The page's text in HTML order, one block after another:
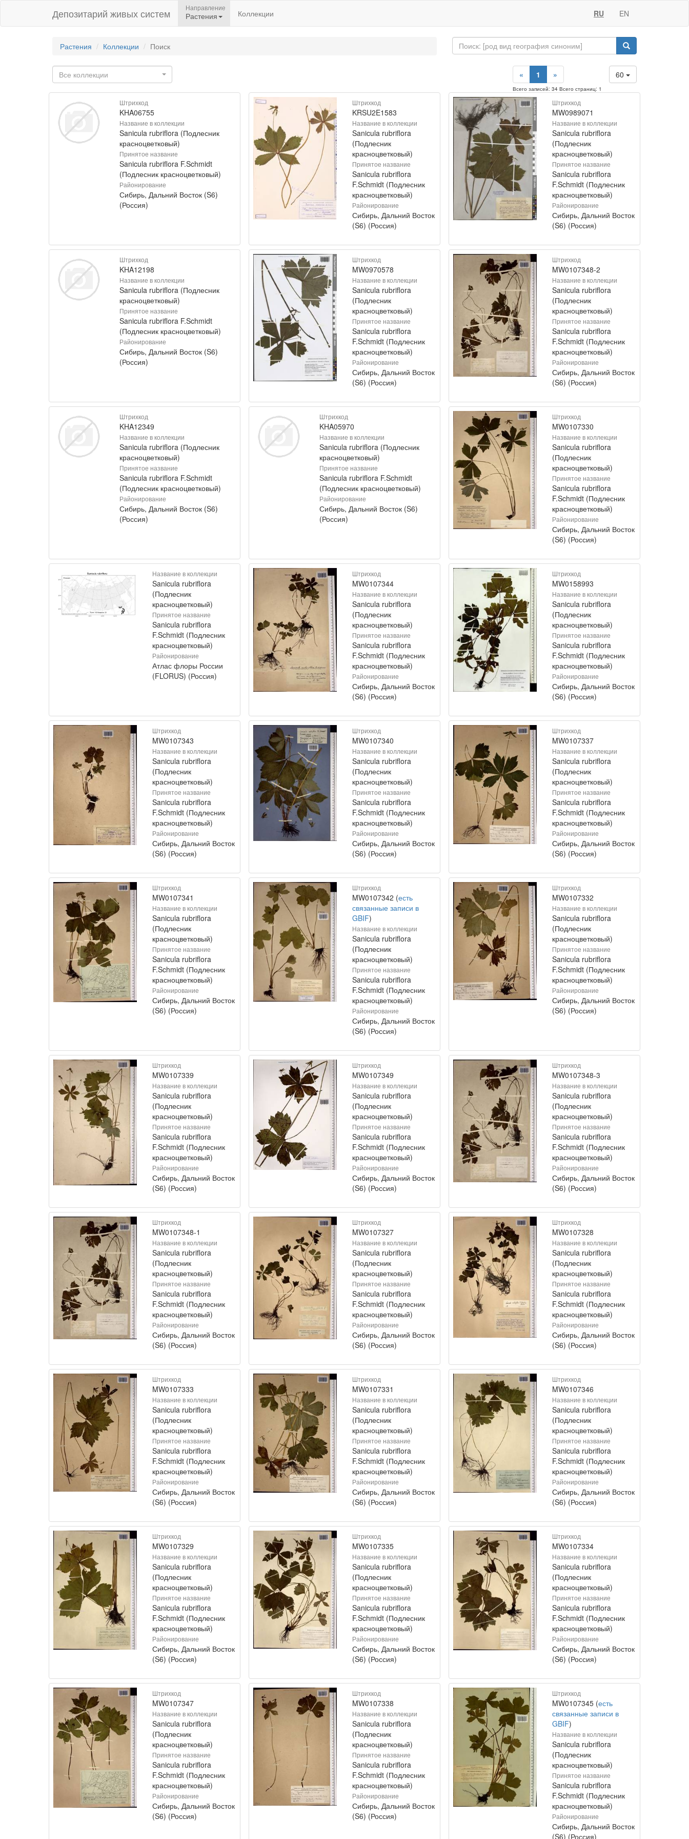
Депозитарий живых систем Направление
Растения Коллекции RU EN
Растения Коллекции Поиск
Все коллекции 60
« 1 »
Всего записей: 34 Всего страниц: 1
Штрихкод
KHA06755
Название в коллекции
Sanicula rubriflora (Подлесник
красноцветковый)
Принятое название
Sanicula rubriflora F.Schmidt
(Подлесник красноцветковый)
Районирование
Сибирь, Дальний Восток (S6)
(Россия)
Штрихкод
KRSU2E1583
Название в коллекции
Sanicula rubriflora
(Подлесник
красноцветковый)
Принятое название
Sanicula rubriflora
F.Schmidt (Подлесник
красноцветковый)
Районирование
Сибирь, Дальний Восток
(S6) (Россия)
Штрихкод
MW0989071
Название в коллекции
Sanicula rubriflora
(Подлесник
красноцветковый)
Принятое название
Sanicula rubriflora
F.Schmidt (Подлесник
красноцветковый)
Районирование
Сибирь, Дальний Восток
(S6) (Россия)
Штрихкод
KHA12198
Название в коллекции
Sanicula rubriflora (Подлесник
красноцветковый)
Принятое название
Sanicula rubriflora F.Schmidt
(Подлесник красноцветковый)
Районирование
Сибирь, Дальний Восток (S6)
(Россия)
Штрихкод
MW0970578
Название в коллекции
Sanicula rubriflora
(Подлесник
красноцветковый)
Принятое название
Sanicula rubriflora
F.Schmidt (Подлесник
красноцветковый)
Районирование
Сибирь, Дальний Восток
(S6) (Россия)
Штрихкод
MW0107348-2
Название в коллекции
Sanicula rubriflora
(Подлесник
красноцветковый)
Принятое название
Sanicula rubriflora
F.Schmidt (Подлесник
красноцветковый)
Районирование
Сибирь, Дальний Восток
(S6) (Россия)
Штрихкод
KHA12349
Название в коллекции
Sanicula rubriflora (Подлесник
красноцветковый)
Принятое название
Sanicula rubriflora F.Schmidt
(Подлесник красноцветковый)
Районирование
Сибирь, Дальний Восток (S6)
(Россия)
Штрихкод
KHA05970
Название в коллекции
Sanicula rubriflora (Подлесник
красноцветковый)
Принятое название
Sanicula rubriflora F.Schmidt
(Подлесник красноцветковый)
Районирование
Сибирь, Дальний Восток (S6)
(Россия)
Штрихкод
MW0107330
Название в коллекции
Sanicula rubriflora
(Подлесник
красноцветковый)
Принятое название
Sanicula rubriflora
F.Schmidt (Подлесник
красноцветковый)
Районирование
Сибирь, Дальний Восток
(S6) (Россия)
Название в коллекции
Sanicula rubriflora
(Подлесник
красноцветковый)
Принятое название
Sanicula rubriflora
F.Schmidt (Подлесник
красноцветковый)
Районирование
Атлас флоры России
(FLORUS) (Россия)
Штрихкод
MW0107344
Название в коллекции
Sanicula rubriflora
(Подлесник
красноцветковый)
Принятое название
Sanicula rubriflora
F.Schmidt (Подлесник
красноцветковый)
Районирование
Сибирь, Дальний Восток
(S6) (Россия)
Штрихкод
MW0158993
Название в коллекции
Sanicula rubriflora
(Подлесник
красноцветковый)
Принятое название
Sanicula rubriflora
F.Schmidt (Подлесник
красноцветковый)
Районирование
Сибирь, Дальний Восток
(S6) (Россия)
Штрихкод
MW0107343
Название в коллекции
Sanicula rubriflora
(Подлесник
красноцветковый)
Принятое название
Sanicula rubriflora
F.Schmidt (Подлесник
красноцветковый)
Районирование
Сибирь, Дальний Восток
(S6) (Россия)
Штрихкод
MW0107340
Название в коллекции
Sanicula rubriflora
(Подлесник
красноцветковый)
Принятое название
Sanicula rubriflora
F.Schmidt (Подлесник
красноцветковый)
Районирование
Сибирь, Дальний Восток
(S6) (Россия)
Штрихкод
MW0107337
Название в коллекции
Sanicula rubriflora
(Подлесник
красноцветковый)
Принятое название
Sanicula rubriflora
F.Schmidt (Подлесник
красноцветковый)
Районирование
Сибирь, Дальний Восток
(S6) (Россия)
Штрихкод
MW0107341
Название в коллекции
Sanicula rubriflora
(Подлесник
красноцветковый)
Принятое название
Sanicula rubriflora
F.Schmidt (Подлесник
красноцветковый)
Районирование
Сибирь, Дальний Восток
(S6) (Россия)
Штрихкод
MW0107342 (есть
связанные записи в
GBIF)
Название в коллекции
Sanicula rubriflora
(Подлесник
красноцветковый)
Принятое название
Sanicula rubriflora
F.Schmidt (Подлесник
красноцветковый)
Районирование
Сибирь, Дальний Восток
(S6) (Россия)
Штрихкод
MW0107332
Название в коллекции
Sanicula rubriflora
(Подлесник
красноцветковый)
Принятое название
Sanicula rubriflora
F.Schmidt (Подлесник
красноцветковый)
Районирование
Сибирь, Дальний Восток
(S6) (Россия)
Штрихкод
MW0107339
Название в коллекции
Sanicula rubriflora
(Подлесник
красноцветковый)
Принятое название
Sanicula rubriflora
F.Schmidt (Подлесник
красноцветковый)
Районирование
Сибирь, Дальний Восток
(S6) (Россия)
Штрихкод
MW0107349
Название в коллекции
Sanicula rubriflora
(Подлесник
красноцветковый)
Принятое название
Sanicula rubriflora
F.Schmidt (Подлесник
красноцветковый)
Районирование
Сибирь, Дальний Восток
(S6) (Россия)
Штрихкод
MW0107348-3
Название в коллекции
Sanicula rubriflora
(Подлесник
красноцветковый)
Принятое название
Sanicula rubriflora
F.Schmidt (Подлесник
красноцветковый)
Районирование
Сибирь, Дальний Восток
(S6) (Россия)
Штрихкод
MW0107348-1
Название в коллекции
Sanicula rubriflora
(Подлесник
красноцветковый)
Принятое название
Sanicula rubriflora
F.Schmidt (Подлесник
красноцветковый)
Районирование
Сибирь, Дальний Восток
(S6) (Россия)
Штрихкод
MW0107327
Название в коллекции
Sanicula rubriflora
(Подлесник
красноцветковый)
Принятое название
Sanicula rubriflora
F.Schmidt (Подлесник
красноцветковый)
Районирование
Сибирь, Дальний Восток
(S6) (Россия)
Штрихкод
MW0107328
Название в коллекции
Sanicula rubriflora
(Подлесник
красноцветковый)
Принятое название
Sanicula rubriflora
F.Schmidt (Подлесник
красноцветковый)
Районирование
Сибирь, Дальний Восток
(S6) (Россия)
Штрихкод
MW0107333
Название в коллекции
Sanicula rubriflora
(Подлесник
красноцветковый)
Принятое название
Sanicula rubriflora
F.Schmidt (Подлесник
красноцветковый)
Районирование
Сибирь, Дальний Восток
(S6) (Россия)
Штрихкод
MW0107331
Название в коллекции
Sanicula rubriflora
(Подлесник
красноцветковый)
Принятое название
Sanicula rubriflora
F.Schmidt (Подлесник
красноцветковый)
Районирование
Сибирь, Дальний Восток
(S6) (Россия)
Штрихкод
MW0107346
Название в коллекции
Sanicula rubriflora
(Подлесник
красноцветковый)
Принятое название
Sanicula rubriflora
F.Schmidt (Подлесник
красноцветковый)
Районирование
Сибирь, Дальний Восток
(S6) (Россия)
Штрихкод
MW0107329
Название в коллекции
Sanicula rubriflora
(Подлесник
красноцветковый)
Принятое название
Sanicula rubriflora
F.Schmidt (Подлесник
красноцветковый)
Районирование
Сибирь, Дальний Восток
(S6) (Россия)
Штрихкод
MW0107335
Название в коллекции
Sanicula rubriflora
(Подлесник
красноцветковый)
Принятое название
Sanicula rubriflora
F.Schmidt (Подлесник
красноцветковый)
Районирование
Сибирь, Дальний Восток
(S6) (Россия)
Штрихкод
MW0107334
Название в коллекции
Sanicula rubriflora
(Подлесник
красноцветковый)
Принятое название
Sanicula rubriflora
F.Schmidt (Подлесник
красноцветковый)
Районирование
Сибирь, Дальний Восток
(S6) (Россия)
Штрихкод
MW0107347
Название в коллекции
Sanicula rubriflora
(Подлесник
красноцветковый)
Принятое название
Sanicula rubriflora
F.Schmidt (Подлесник
красноцветковый)
Районирование
Сибирь, Дальний Восток
(S6) (Россия)
Штрихкод
MW0107338
Название в коллекции
Sanicula rubriflora
(Подлесник
красноцветковый)
Принятое название
Sanicula rubriflora
F.Schmidt (Подлесник
красноцветковый)
Районирование
Сибирь, Дальний Восток
(S6) (Россия)
Штрихкод
MW0107345 (есть
связанные записи в
GBIF)
Название в коллекции
Sanicula rubriflora
(Подлесник
красноцветковый)
Принятое название
Sanicula rubriflora
F.Schmidt (Подлесник
красноцветковый)
Районирование
Сибирь, Дальний Восток
(S6) (Россия)